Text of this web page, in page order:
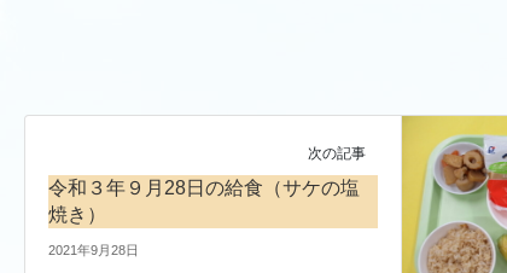
次の記事
令和３年９月28日の給食（サケの塩
焼き）
2021年9月28日